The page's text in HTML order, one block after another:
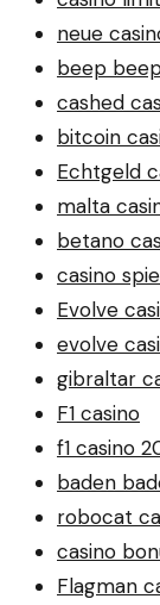
neue
beep
cashed
bitcoin
Echtgeld
malta
betano
casino
Evolve
evolve
gibraltar
F1 casino
f1 casino
baden
robocat
casino
Flagman